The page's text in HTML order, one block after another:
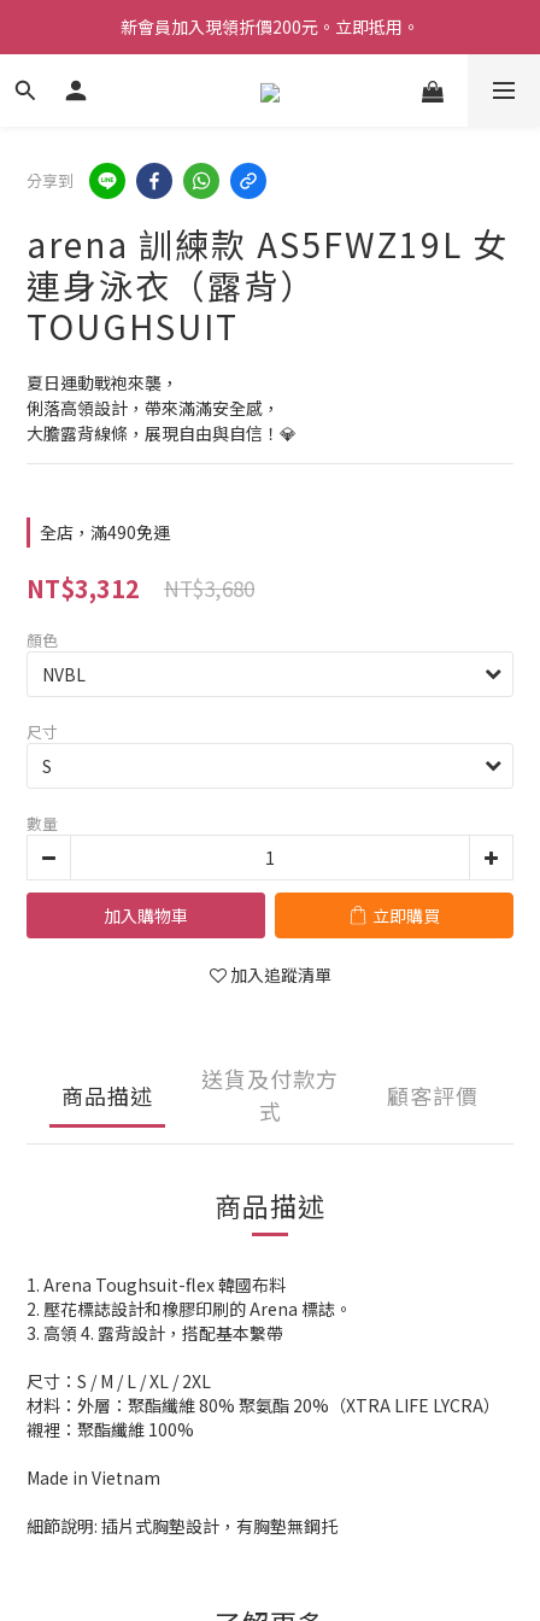
Welcome 台灣官方旗艦館
新會員加入現領折價200元。立即抵用。
Welcome 台灣官方旗艦館
分享到
arena 訓練款 AS5FWZ19L 女
連身泳衣（露背）
TOUGHSUIT
夏日運動戰袍來襲，
俐落高領設計，帶來滿滿安全感，
大膽露背線條，展現自由與自信！💎
全店，滿490免運
NT$3,312 NT$3,680
顏色
尺寸
數量
加入購物車 立即購買
加入追蹤清單
商品描述
送貨及付款方
式
顧客評價
商品描述
1. Arena Toughsuit-flex 韓國布料
2. 壓花標誌設計和橡膠印刷的 Arena 標誌。
3. 高領 4. 露背設計，搭配基本繫帶
尺寸：S / M / L / XL / 2XL
材料：外層：聚酯纖維 80% 聚氨酯 20%（XTRA LIFE LYCRA）
襯裡：聚酯纖維 100%
Made in Vietnam
細節說明: 插片式胸墊設計，有胸墊無鋼托